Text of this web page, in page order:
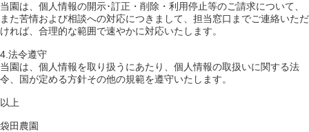
当園は、個人情報の開示･訂正・削除・利用停止等のご請求について、
また苦情および相談への対応につきまして、担当窓口までご連絡いただ
ければ、合理的な範囲で速やかに対応いたします。
4.法令遵守
当園は、個人情報を取り扱うにあたり、個人情報の取扱いに関する法
令、国が定める方針その他の規範を遵守いたします。
以上
袋田農園